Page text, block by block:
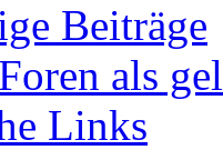
Beiträge
als
Links